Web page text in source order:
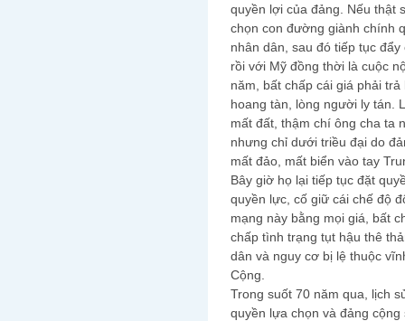
quyền lợi của đảng. Nếu thật
chọn con đường giành chính
nhân dân, sau đó tiếp tục
rồi với Mỹ đồng thời là cuộc
năm, bất chấp cái giá phải
hoang tàn, lòng người ly tán.
mất đất, thậm chí ông cha ta
nhưng chỉ dưới triều đại do
mất đảo, mất biển vào tay
Bây giờ họ lại tiếp tục đặt
quyền lực, cố giữ cái chế độ
mạng này bằng mọi giá, bất
chấp tình trạng tụt hậu thê
dân và nguy cơ bị lệ thuộc
Cộng.
Trong suốt 70 năm qua, lịch
quyền lựa chọn và đảng